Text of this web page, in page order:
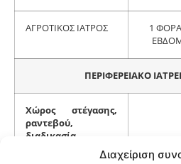
Διαχείριση
ΑΓΡΟΤΙΚΟΣ ΙΑΤΡΟΣ
1
ΠΕΡΙΦΕΡΕΙΑΚΟ
Χώρος στέγασης,
ραντεβού,
διαδικασία,